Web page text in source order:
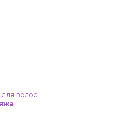
волос